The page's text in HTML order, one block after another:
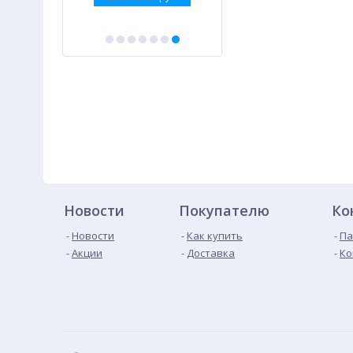
Новости
Новости
Акции
Покупателю
Как купить
Доставка